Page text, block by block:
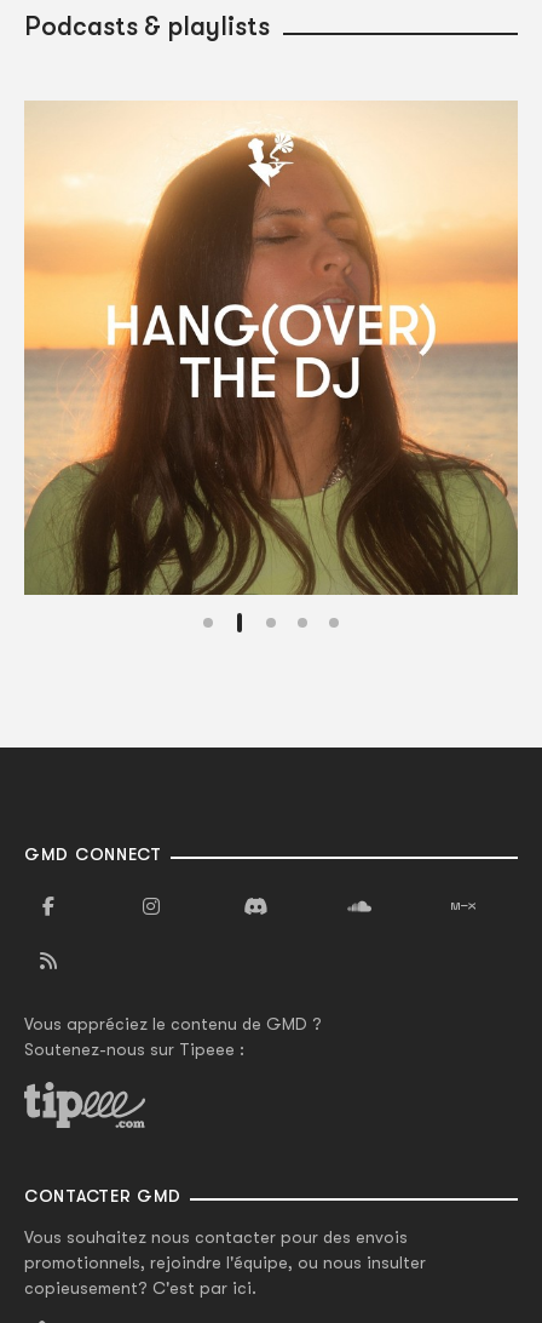
Podcasts & playlists
GMD CONNECT
Vous appréciez le contenu de GMD ?
Soutenez-nous sur Tipeee :
CONTACTER GMD
Vous souhaitez nous contacter pour des envois
promotionnels, rejoindre l'équipe, ou nous insulter
copieusement? C'est par ici.